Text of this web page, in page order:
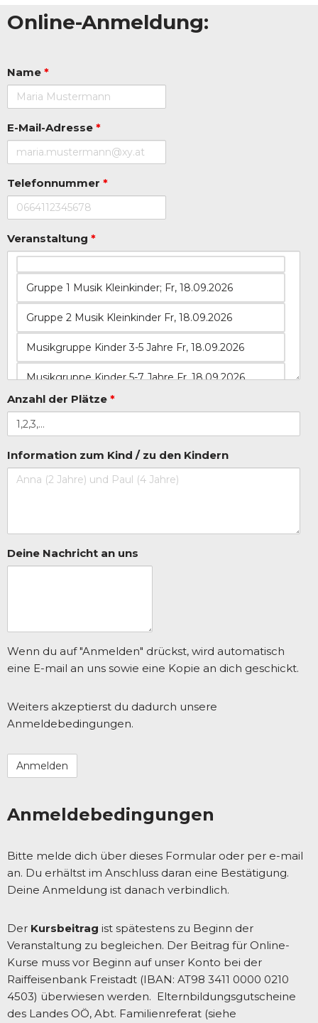
Online-Anmeldung:
Name *
E-Mail-Adresse *
Telefonnummer *
Veranstaltung *
Anzahl der Plätze *
Information zum Kind / zu den Kindern
Deine Nachricht an uns
Wenn du auf "Anmelden" drückst, wird automatisch
eine E-mail an uns sowie eine Kopie an dich geschickt.
Weiters akzeptierst du dadurch unsere
Anmeldebedingungen.
Anmeldebedingungen
Bitte melde dich über dieses Formular oder per e-mail
an. Du erhältst im Anschluss daran eine Bestätigung.
Deine Anmeldung ist danach verbindlich.
Der Kursbeitrag ist spätestens zu Beginn der
Veranstaltung zu begleichen. Der Beitrag für Online-
Kurse muss vor Beginn auf unser Konto bei der
Raiffeisenbank Freistadt (IBAN: AT98 3411 0000 0210
4503) überwiesen werden. Elternbildungsgutscheine
des Landes OÖ, Abt. Familienreferat (siehe